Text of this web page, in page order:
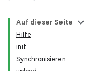
Auf dieser Seite
Hilfe
init
Synchronisieren